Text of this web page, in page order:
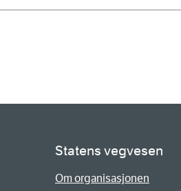
Statens vegvesen
Om organisasjonen